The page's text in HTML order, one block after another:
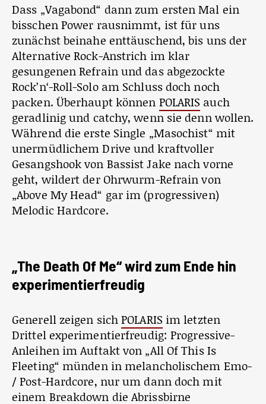
Dass „Vagabond“ dann zum ersten Mal ein
bisschen Power rausnimmt, ist für uns
zunächst beinahe enttäuschend, bis uns der
Alternative Rock-Anstrich im klar
gesungenen Refrain und das abgezockte
Rock’n‘-Roll-Solo am Schluss doch noch
packen. Überhaupt können POLARIS auch
geradlinig und catchy, wenn sie denn wollen.
Während die erste Single „Masochist“ mit
unermüdlichem Drive und kraftvoller
Gesangshook von Bassist Jake nach vorne
geht, wildert der Ohrwurm-Refrain von
„Above My Head“ gar im (progressiven)
Melodic Hardcore.
„The Death Of Me“ wird zum Ende hin
experimentierfreudig
Generell zeigen sichPOLARIS im letzten
Drittel experimentierfreudig: Progressive-
Anleihen im Auftakt von „All Of This Is
Fleeting“ münden in melancholischem Emo-
/ Post-Hardcore, nur um dann doch mit
einem Breakdown die Abrissbirne